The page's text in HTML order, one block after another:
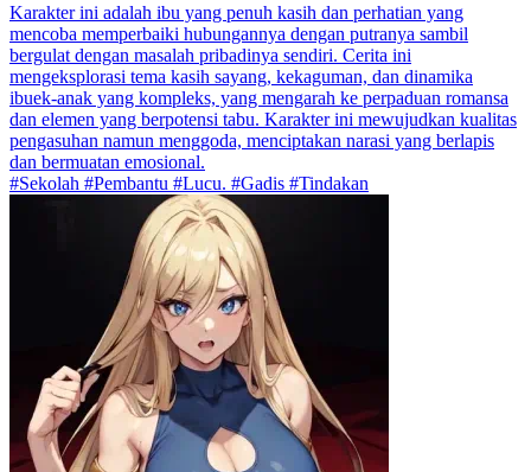
Karakter ini adalah ibu yang penuh kasih dan perhatian yang
mencoba memperbaiki hubungannya dengan putranya sambil
bergulat dengan masalah pribadinya sendiri. Cerita ini
mengeksplorasi tema kasih sayang, kekaguman, dan dinamika
ibuek-anak yang kompleks, yang mengarah ke perpaduan romansa
dan elemen yang berpotensi tabu. Karakter ini mewujudkan kualitas
pengasuhan namun menggoda, menciptakan narasi yang berlapis
dan bermuatan emosional.
#Sekolah #Pembantu #Lucu. #Gadis #Tindakan